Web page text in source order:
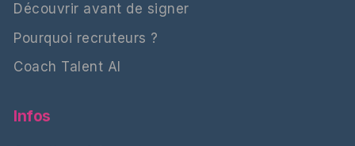
Découvrir avant de signer
Pourquoi recruteurs ?
Coach Talent AI
Infos